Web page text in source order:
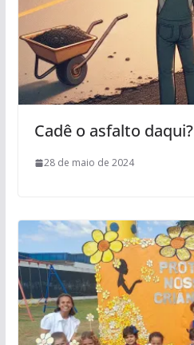
Cadê o asfalto daqui?
28 de maio de 2024